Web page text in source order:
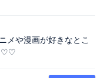
メや漫画が好きなとこ